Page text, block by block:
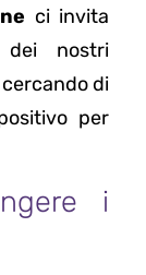
ci invita
dei nostri
cercando di
per
i